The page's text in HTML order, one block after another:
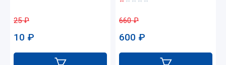
25₽
10 ₽
660₽
600 ₽